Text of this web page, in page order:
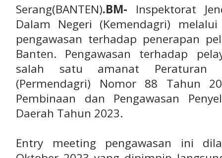
Serang(BANTEN).BM- Inspektorat
Dalam Negeri (Kemendagri)
pengawasan terhadap penerapan
Banten. Pengawasan terhadap
salah satu amanat Peraturan
(Permendagri) Nomor 88 Tahun
Pembinaan dan Pengawasan
Daerah Tahun 2023.
Entry meeting pengawasan ini